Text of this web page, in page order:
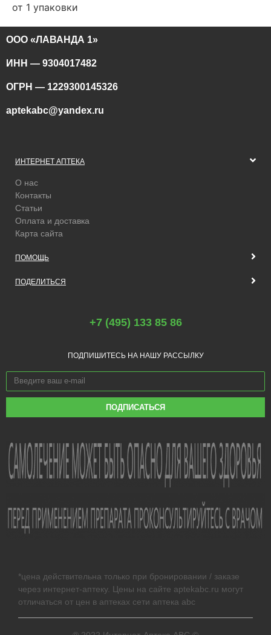
от 1 упаковки
ООО «ЛАВАНДА 1»
ИНН — 9304017482
ОГРН — 1229300145326
aptekabc@yandex.ru
ИНТЕРНЕТ АПТЕКА
О нас
Контакты
Статьи
Оплата и доставка
Карта сайта
ПОМОЩЬ
ПОДЕЛИТЬСЯ
+7 (495) 133 85 86
ПОДПИШИТЕСЬ НА НАШУ РАССЫЛКУ
ПОДПИСАТЬСЯ
*цена действительна только при бронировании / заказе
через интернет-аптеку. Цены на сайте aptekabc.ru могут
отличаться от цен в аптеках сети аптека abc